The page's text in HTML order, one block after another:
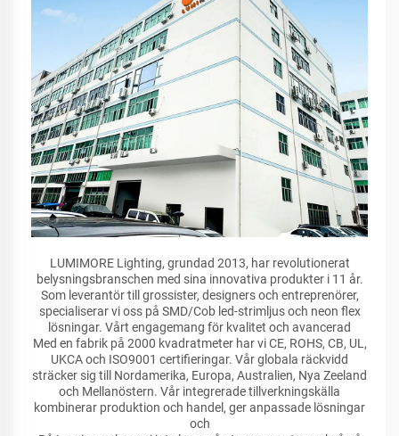
LUMIMORE Lighting, grundad 2013, har revolutionerat
belysningsbranschen med sina innovativa produkter i 11 år.
Som leverantör till grossister, designers och entreprenörer,
specialiserar vi oss på SMD/Cob led-strimljus och neon flex
lösningar. Vårt engagemang för kvalitet och avancerad
Med en fabrik på 2000 kvadratmeter har vi CE, ROHS, CB, UL,
UKCA och ISO9001 certifieringar. Vår globala räckvidd
sträcker sig till Nordamerika, Europa, Australien, Nya Zeeland
och Mellanöstern. Vår integrerade tillverkningskälla
kombinerar produktion och handel, ger anpassade lösningar
och